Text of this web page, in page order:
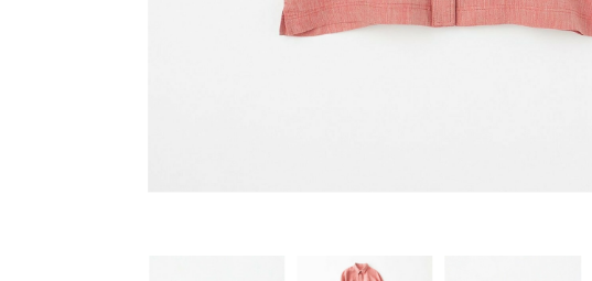
endalence